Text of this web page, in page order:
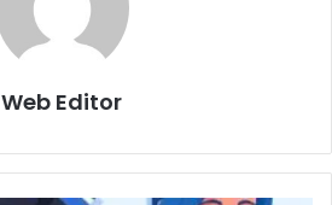
Web Editor